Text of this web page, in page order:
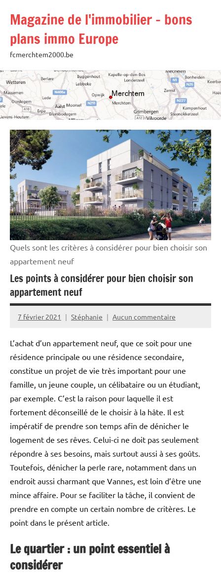
contenu
Magazine de l'immobilier – bons
plans immo Europe
fcmerchtem2000.be
Quels sont les critères à considérer pour bien choisir son
appartement neuf
Les points à considérer pour bien choisir son
appartement neuf
7 février 2021 Stéphanie Aucun commentaire
L’achat d’un appartement neuf, que ce soit pour une
résidence principale ou une résidence secondaire,
constitue un projet de vie très important pour une
famille, un jeune couple, un célibataire ou un étudiant,
par exemple. C’est la raison pour laquelle il est
fortement déconseillé de le choisir à la hâte. Il est
impératif de prendre son temps afin de dénicher le
logement de ses rêves. Celui-ci ne doit pas seulement
répondre à ses besoins, mais surtout aussi à ses goûts.
Toutefois, dénicher la perle rare, notamment dans un
endroit aussi charmant que Vannes, est loin d’être une
mince affaire. Pour se faciliter la tâche, il convient de
prendre en compte un certain nombre de critères. Le
point dans le présent article.
Le quartier : un point essentiel à
considérer